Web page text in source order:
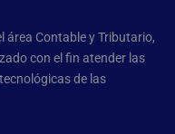
área Contable y Tributario,
con el fin atender las
de las